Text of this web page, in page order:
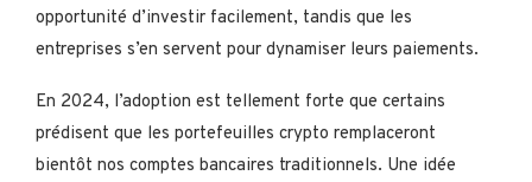
opportunité d’investir facilement, tandis que les
entreprises s’en servent pour dynamiser leurs paiements.
En 2024, l’adoption est tellement forte que certains
prédisent que les portefeuilles crypto remplaceront
bientôt nos comptes bancaires traditionnels. Une idée